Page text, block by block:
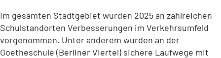
Im gesamten Stadtgebiet wurden 2025 an zahlreichen
Schulstandorten Verbesserungen im Verkehrsumfeld
vorgenommen. Unter anderem wurden an der
Goetheschule (Berliner Viertel) sichere Laufwege mit